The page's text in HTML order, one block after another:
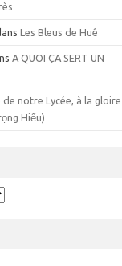
Les Bleus de Huê
A QUOI ÇA SERT UN
de notre Lycée, à la gloire
Hiếu)